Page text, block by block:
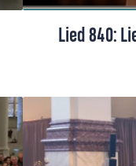
Lied 840:
Lied 840
toekomst.